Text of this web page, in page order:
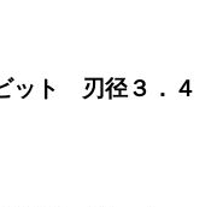
ット 刃径３．４